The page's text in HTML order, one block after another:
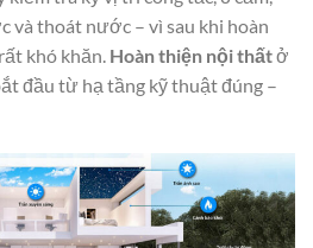
và thoát nước – vì sau khi hoàn
khó khăn. Hoàn thiện nội thấtở
đầu từ hạ tầng kỹ thuật đúng –